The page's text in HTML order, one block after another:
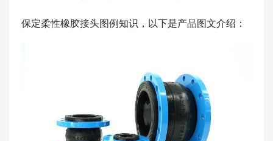
保定柔性橡胶接头图例知识，以下是产品图文介绍：